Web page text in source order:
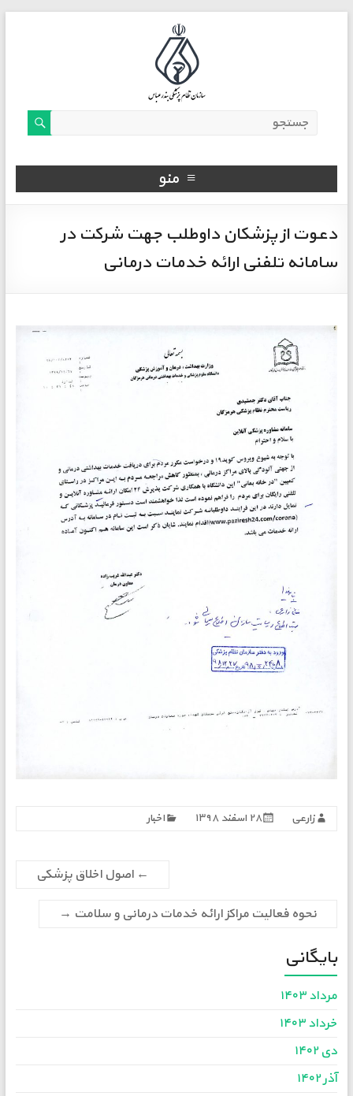
منو
دعوت از پزشکان داوطلب جهت شرکت در
سامانه تلفنی ارائه خدمات درمانی
زارعی ۲۸ اسفند ۱۳۹۸ اخبار
← اصول اخلاق پزشکی
نحوه فعالیت مراکز ارائه خدمات درمانی و سلامت →
بایگانی
مرداد ۱۴۰۳
خرداد ۱۴۰۳
دی ۱۴۰۲
آذر ۱۴۰۲